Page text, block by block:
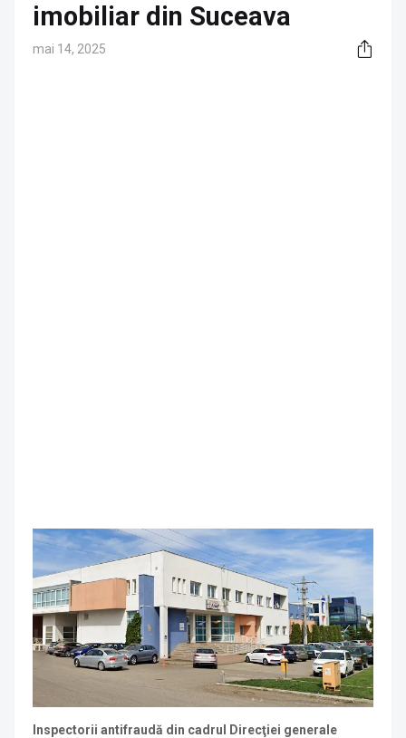
imobiliar din Suceava
mai 14, 2025
Inspectorii antifraudă din cadrul Direcţiei generale